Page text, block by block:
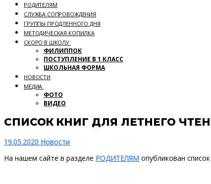
РОДИТЕЛЯМ
СЛУЖБА СОПРОВОЖДЕНИЯ
ГРУППЫ ПРОДЛЕННОГО ДНЯ
МЕТОДИЧЕСКАЯ КОПИЛКА
СКОРО В ШКОЛУ
ФИЛИППОК
ПОСТУПЛЕНИЕ В 1 КЛАСС
ШКОЛЬНАЯ ФОРМА
НОВОСТИ
МЕДИА
ФОТО
ВИДЕО
СПИСОК КНИГ ДЛЯ ЛЕТНЕГО
19.05.2020 Новости
На нашем сайте в разделе РОДИТЕЛЯМ опубликован